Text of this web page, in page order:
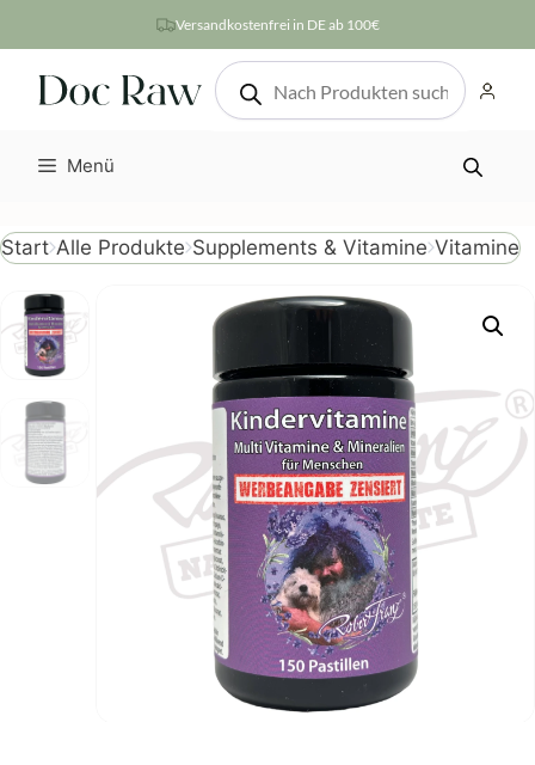
Inhalt
springen
Versandkostenfrei in DE ab 100€
Products
search
Menü
Start Alle Produkte Supplements & Vitamine Vitamine